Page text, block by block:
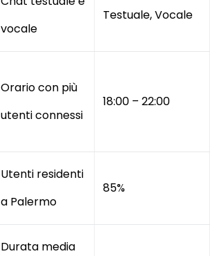
vocale
Testuale, Vocale
Orario con più
utenti connessi
18:00 – 22:00
Utenti residenti
a Palermo
85%
Durata media